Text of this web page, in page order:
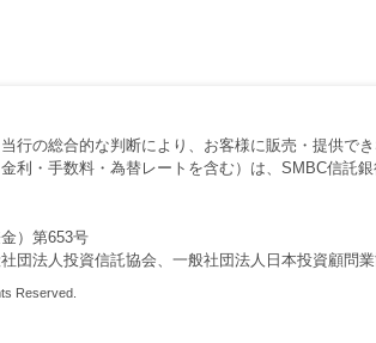
行の総合的な判断により、お客様に販売・提供で
利・手数料・為替レートを含む）は、SMBC信託
）第653号
団法人投資信託協会、一般社団法人日本投資顧問
Reserved.